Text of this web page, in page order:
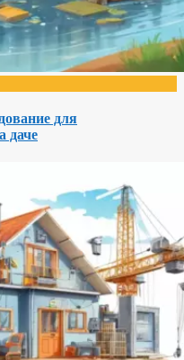
для
даче